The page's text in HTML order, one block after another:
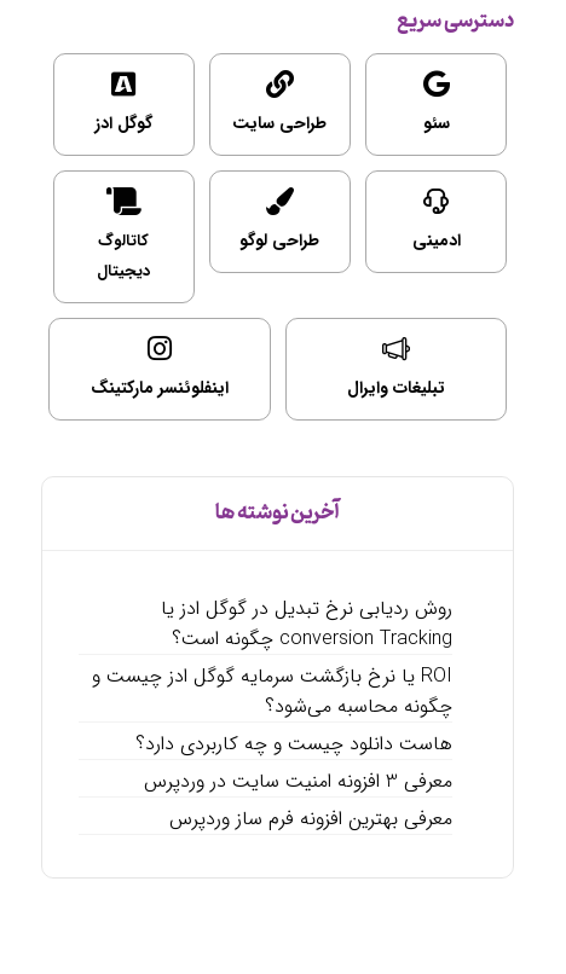
دسترسی سریع
سئو طراحی سایت گوگل ادز
ادمینی طراحی لوگو
کاتالوگ
دیجیتال
تبلیغات وایرال اینفلوئنسر مارکتینگ
آخرین نوشته ها
روش ردیابی نرخ تبدیل در گوگل ادز یا
conversion Tracking چگونه است؟
ROI یا نرخ بازگشت سرمایه گوگل ادز چیست و
چگونه محاسبه می‌شود؟
هاست دانلود چیست و چه کاربردی دارد؟
معرفی 3 افزونه امنیت سایت در وردپرس
معرفی بهترین افزونه فرم ساز وردپرس